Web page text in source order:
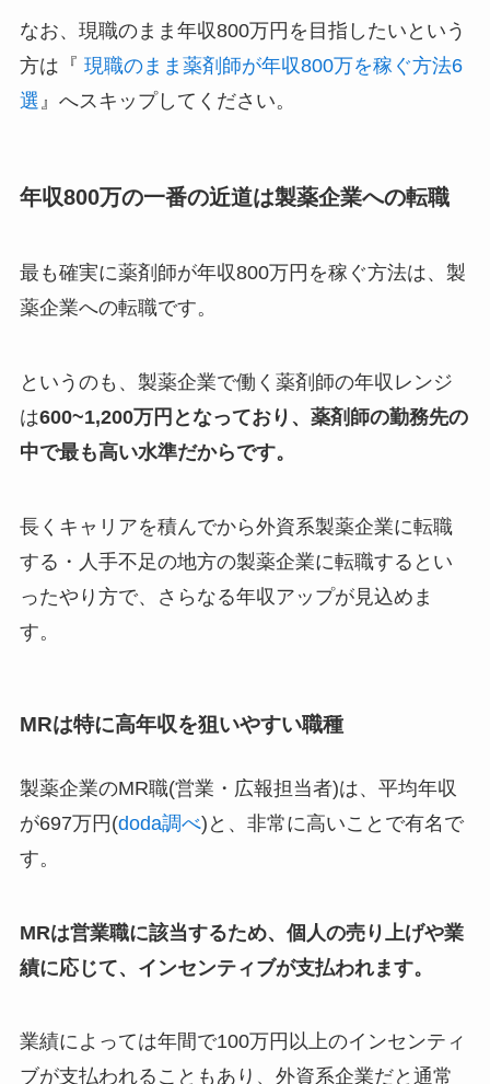
なお、現職のまま年収800万円を目指したいという
方は『 現職のまま薬剤師が年収800万を稼ぐ方法6
選 』へスキップしてください。
年収800万の一番の近道は製薬企業への転職
最も確実に薬剤師が年収800万円を稼ぐ方法は、製
薬企業への転職です。
というのも、製薬企業で働く薬剤師の年収レンジ
は600~1,200万円となっており、薬剤師の勤務先の
中で最も高い水準だからです。
長くキャリアを積んでから外資系製薬企業に転職
する・人手不足の地方の製薬企業に転職するとい
ったやり方で、さらなる年収アップが見込めま
す。
MRは特に高年収を狙いやすい職種
製薬企業のMR職(営業・広報担当者)は、平均年収
が697万円(doda調べ)と、非常に高いことで有名で
す。
MRは営業職に該当するため、個人の売り上げや業
績に応じて、インセンティブが支払われます。
業績によっては年間で100万円以上のインセンティ
ブが支払われることもあり、外資系企業だと通常